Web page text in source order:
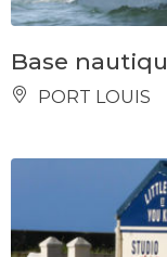
Base
PORT LOUIS